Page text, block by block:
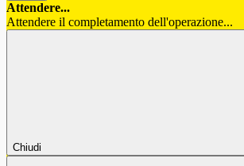
Attendere...
Attendere il completamento dell'operazione...
Chiudi